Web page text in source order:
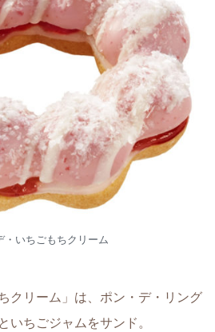
・いちごもちクリーム
クリーム」は、ポン・デ・リング
いちごジャムをサンド。